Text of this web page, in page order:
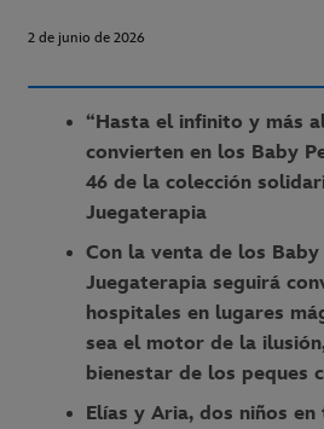
2 de junio de 2026
“Hasta el infinito y más
convierten en los Baby
46 de la colección
Juegaterapia
Con la venta de los Baby
Juegaterapia seguirá
hospitales en lugares
sea el motor de la
bienestar de los peques
Elías y Aria, dos niños